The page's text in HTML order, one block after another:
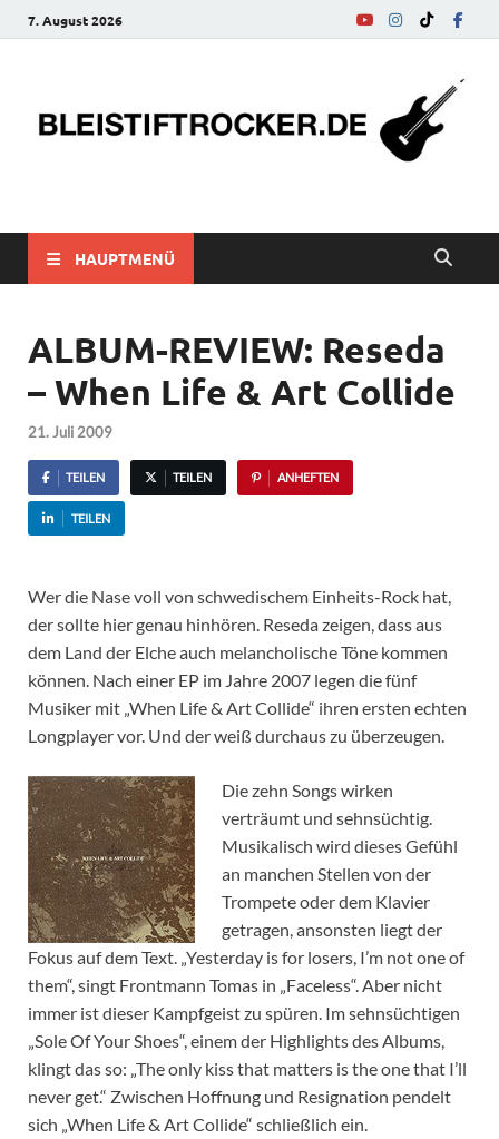
7. August 2026
bleistiftrocker.de
HAUPTMENÜ
ALBUM-REVIEW: Reseda
– When Life & Art Collide
21. Juli 2009
TEILEN TEILEN ANHEFTEN
TEILEN
Wer die Nase voll von schwedischem Einheits-Rock hat,
der sollte hier genau hinhören. Reseda zeigen, dass aus
dem Land der Elche auch melancholische Töne kommen
können. Nach einer EP im Jahre 2007 legen die fünf
Musiker mit „When Life & Art Collide“ ihren ersten echten
Longplayer vor. Und der weiß durchaus zu überzeugen.
Die zehn Songs wirken
verträumt und sehnsüchtig.
Musikalisch wird dieses Gefühl
an manchen Stellen von der
Trompete oder dem Klavier
getragen, ansonsten liegt der
Fokus auf dem Text. „Yesterday is for losers, I’m not one of
them“, singt Frontmann Tomas in „Faceless“. Aber nicht
immer ist dieser Kampfgeist zu spüren. Im sehnsüchtigen
„Sole Of Your Shoes“, einem der Highlights des Albums,
klingt das so: „The only kiss that matters is the one that I’ll
never get.“ Zwischen Hoffnung und Resignation pendelt
sich „When Life & Art Collide“ schließlich ein.